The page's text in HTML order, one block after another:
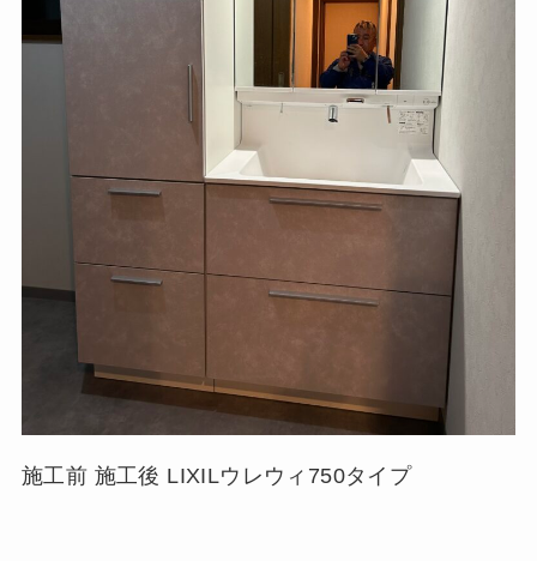
施工前 施工後 LIXILウレウィ750タイプ